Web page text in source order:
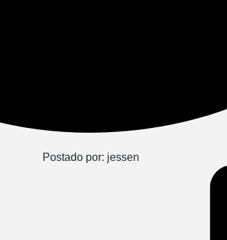
Postado por: jessen